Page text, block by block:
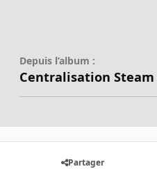
Depuis l’album :
Centralisation Steam
Partager